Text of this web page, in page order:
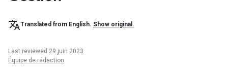
Translated from English. Show original.
Last reviewed 29 juin 2023
Équipe de rédaction